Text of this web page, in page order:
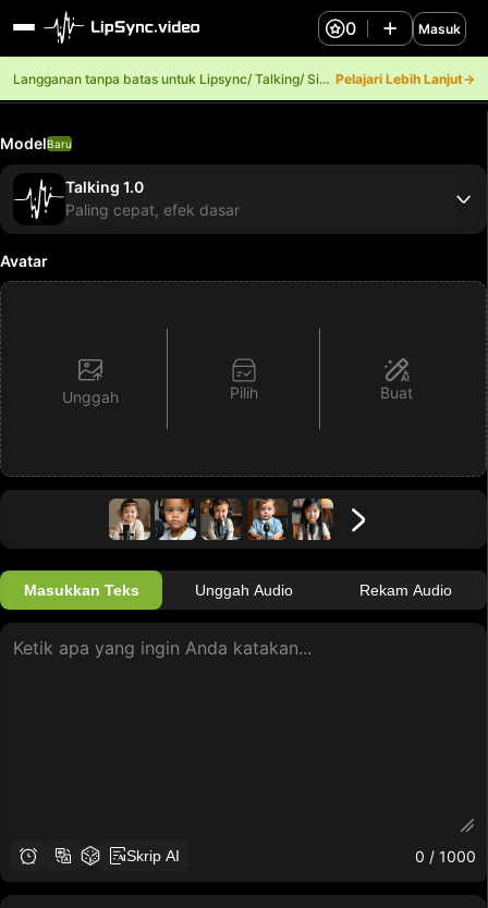
Langganan tanpa batas untuk Lipsync/ Talking/ Singing. Pelajari Lebih Lanjut→
0 Masuk
ModelBaru
Talking 1.0
Paling cepat, efek dasar
Avatar
Unggah Pilih Buat
Masukkan Teks Unggah Audio Rekam Audio
Skrip AI 0 / 1000